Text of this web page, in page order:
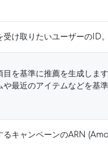
受け取りたいユーザーのID。
目を基準に推薦を生成しま
や最近のアイテムなどを基
るキャンペーンのARN